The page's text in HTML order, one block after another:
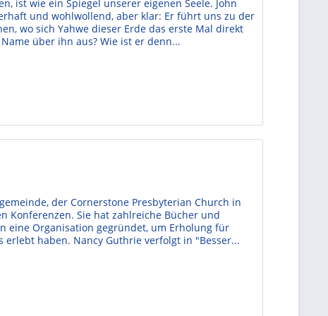
ist wie ein Spiegel unserer eigenen Seele. John
und wohlwollend, aber klar: Er führt uns zu der
wo sich Yahwe dieser Erde das erste Mal direkt
über ihn aus? Wie ist er denn...
der Cornerstone Presbyterian Church in
Konferenzen. Sie hat zahlreiche Bücher und
eine Organisation gegründet, um Erholung für
erlebt haben. Nancy Guthrie verfolgt in "Besser...